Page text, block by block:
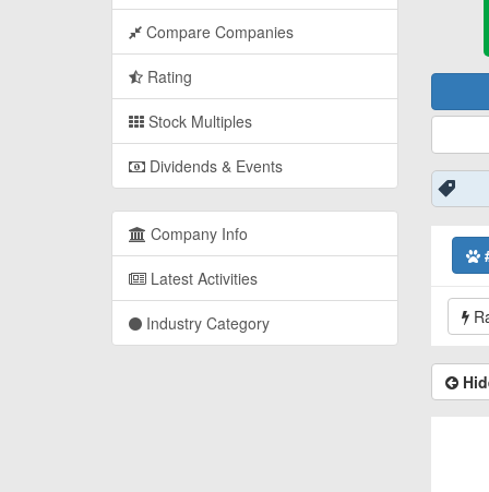
Compare Companies
Rating
Stock Multiples
Dividends & Events
Company Info
Latest Activities
Industry Category